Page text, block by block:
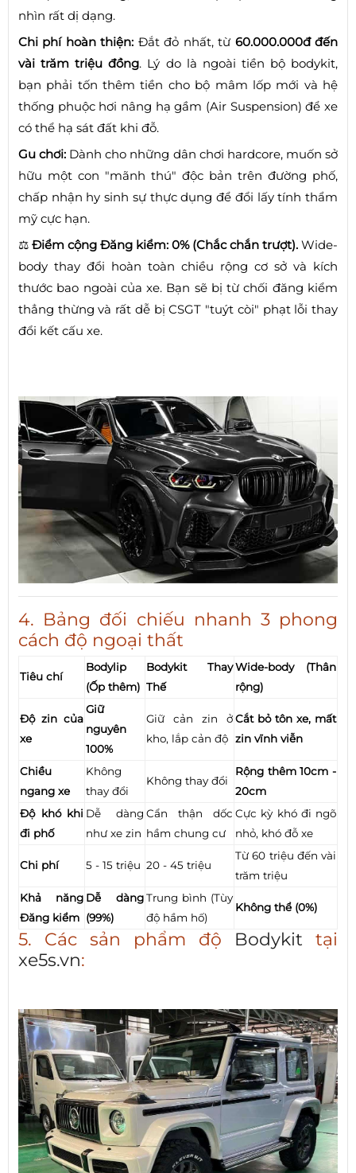
nhìn rất dị dạng.
Chi phí hoàn thiện: Đắt đỏ nhất, từ 60.000.000đ đến
vài trăm triệu đồng. Lý do là ngoài tiền bộ bodykit,
bạn phải tốn thêm tiền cho bộ mâm lốp mới và hệ
thống phuộc hơi nâng hạ gầm (Air Suspension) để xe
có thể hạ sát đất khi đỗ.
Gu chơi: Dành cho những dân chơi hardcore, muốn sở
hữu một con "mãnh thú" độc bản trên đường phố,
chấp nhận hy sinh sự thực dụng để đổi lấy tính thẩm
mỹ cực hạn.
⚖️ Điểm cộng Đăng kiểm: 0% (Chắc chắn trượt). Wide-
body thay đổi hoàn toàn chiều rộng cơ sở và kích
thước bao ngoài của xe. Bạn sẽ bị từ chối đăng kiểm
thẳng thừng và rất dễ bị CSGT "tuýt còi" phạt lỗi thay
đổi kết cấu xe.
4. Bảng đối chiếu nhanh 3 phong
cách độ ngoại thất
Tiêu chí
Bodylip
(Ốp thêm)
Bodykit Thay
Thế
Wide-body (Thân
rộng)
Độ zin của
xe
Giữ
nguyên
100%
Giữ cản zin ở
kho, lắp cản độ
Cắt bỏ tôn xe, mất
zin vĩnh viễn
Chiều
ngang xe
Không
thay đổi
Không thay đổi
Rộng thêm 10cm -
20cm
Độ khó khi
đi phố
Dễ dàng
như xe zin
Cẩn thận dốc
hầm chung cư
Cực kỳ khó đi ngõ
nhỏ, khó đỗ xe
Chi phí 5 - 15 triệu 20 - 45 triệu
Từ 60 triệu đến vài
trăm triệu
Khả năng
Đăng kiểm
Dễ dàng
(99%)
Trung bình (Tùy
độ hầm hố)
Không thể (0%)
5. Các sản phẩm độ Bodykit tại
xe5s.vn: